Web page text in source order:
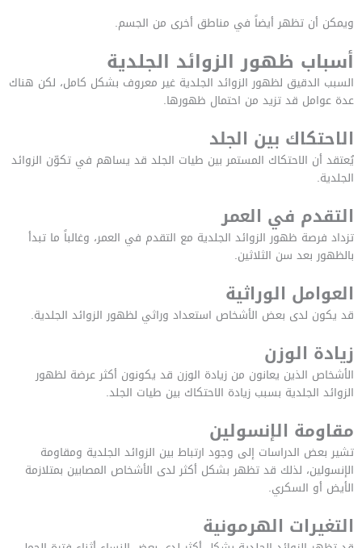
ويمكن أن تظهر أيضاً في مناطق أخرى من الجسم.
أسباب ظهور الزوائد الجلدية
السبب الدقيق لظهور الزوائد الجلدية غير معروف بشكل كامل، لكن هناك
عدة عوامل قد تزيد من احتمال ظهورها.
الاحتكاك بين الجلد
يُعتقد أن الاحتكاك المستمر بين طيات الجلد قد يساهم في تكوّن الزوائد
الجلدية.
التقدم في العمر
تزداد فرصة ظهور الزوائد الجلدية مع التقدم في العمر، وغالباً ما تبدأ
بالظهور بعد سن الثلاثين.
العوامل الوراثية
قد يكون لدى بعض الأشخاص استعداد وراثي لظهور الزوائد الجلدية.
زيادة الوزن
الأشخاص الذين يعانون من زيادة الوزن قد يكونون أكثر عرضة لظهور
الزوائد الجلدية بسبب زيادة الاحتكاك بين طيات الجلد.
مقاومة الإنسولين
تشير بعض الدراسات إلى وجود ارتباط بين الزوائد الجلدية ومقاومة
الإنسولين، لذلك قد تظهر بشكل أكثر لدى الأشخاص المصابين بمتلازمة
الأيض أو السكري.
التغيرات الهرمونية